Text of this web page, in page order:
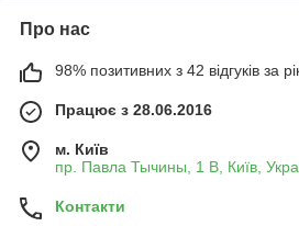
Про нас
98% позитивних з 42 відгуків за
Працює з 28.06.2016
м. Київ
пр. Павла Тычины, 1 В, Київ,
Контакти